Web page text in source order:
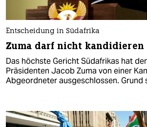
Entscheidung in Südafrika
Zuma darf nicht kandidieren
Das höchste Gericht Südafrikas hat
Präsidenten Jacob Zuma von einer
Abgeordneter ausgeschlossen. Grund